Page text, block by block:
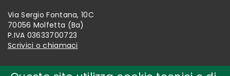
Via Sergio Fontana, 10C
70056 Molfetta (Ba)
P.IVA 03633700723
Scrivici o chiamaci